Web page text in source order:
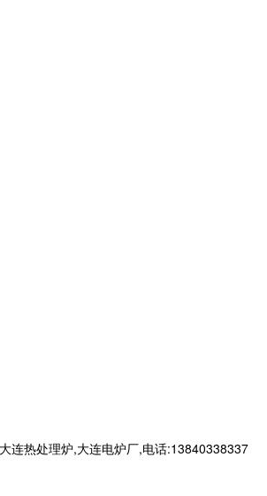
连热处理炉,大连电炉厂,电话:13840338337